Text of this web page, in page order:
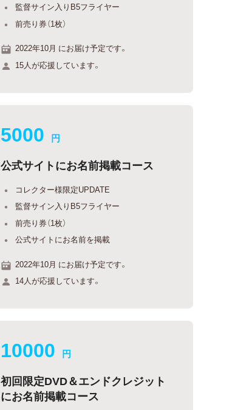
監督サイン入りB5フライヤー
前売り券（1枚）
2022年10月 にお届け予定です。
15人が応援しています。
5000 円
公式サイトにお名前掲載コース
コレクター様限定UPDATE
監督サイン入りB5フライヤー
前売り券（1枚）
公式サイトにお名前を掲載
2022年10月 にお届け予定です。
14人が応援しています。
10000 円
初回限定DVD＆エンドクレジット
にお名前掲載コース